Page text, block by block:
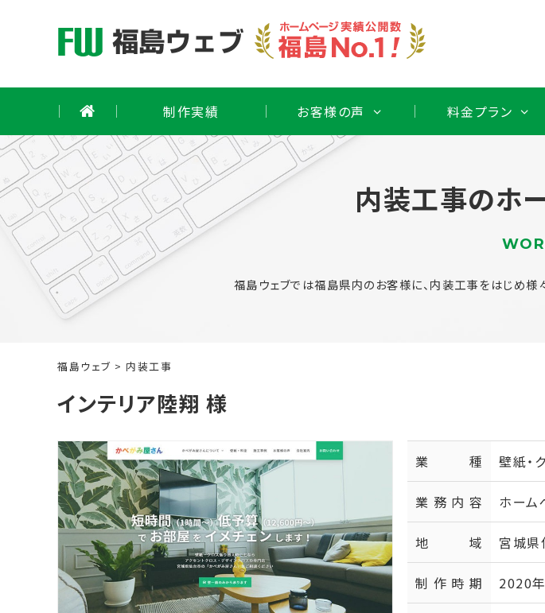
制作実績 お客様の声 料金プラン
内装工事のホ
福島ウェブでは福島県内のお客様に、内装工事をはじめ様
福島ウェブ > 内装工事
インテリア陸翔 様
業種 壁紙・
業務内容 ホーム
地域 宮城県
制作時期 2020